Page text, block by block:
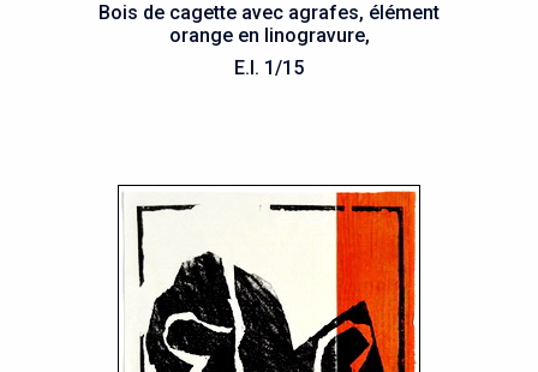
Bois de cagette avec agrafes, élément
orange en linogravure,
E.I. 1/15